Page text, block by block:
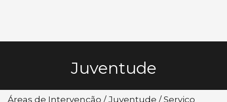
Juventude
Áreas de Intervenção / Juventude / Serviço